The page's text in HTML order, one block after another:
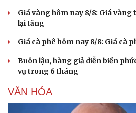
Kể
Giá vàng hôm nay 8/8: Giá vàng
lại tăng
Giá cà phê hôm nay 8/8: Giá cà
Buôn lậu, hàng giả diễn biến
vụ trong 6 tháng
VĂN HÓA